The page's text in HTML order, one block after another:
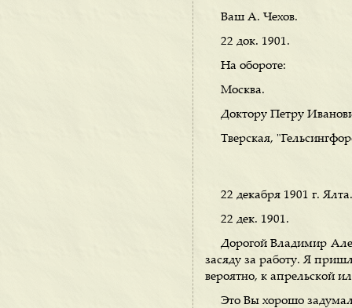
Ваш А. Чехов.
22 док. 1901.
На обороте:
Москва.
Доктору Петру
Тверская,
22 декабря 1901 г. Ялта.
22 дек. 1901.
Дорогой Владимир
засяду за работу. Я
вероятно, к апрельской
Это Вы хорошо